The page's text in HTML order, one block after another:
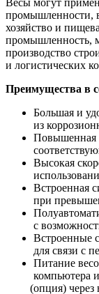
промышленности,
хозяйство и
промышленность,
производство
и логистических
Преимущества в
Большая и
из
Повышенная
Высокая
Встроенная
при
с
Встроенные
для связи с
Питание
компьютера
(опция)